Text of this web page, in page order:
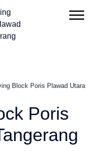
Block Poris Plawad Utara
Poris